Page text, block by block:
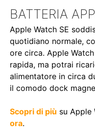
BATTERIA
Apple Watch SE
quotidiano normale,
ore circa. Apple
rapida, ma potrai
alimentatore in circa
il comodo dock
Scopri di più su Apple
ora.